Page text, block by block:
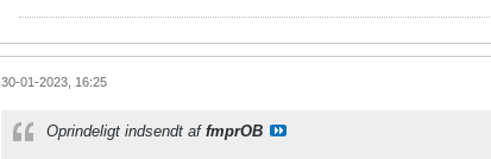
30-01-2023, 16:25
Oprindeligt indsendt af fmprOB